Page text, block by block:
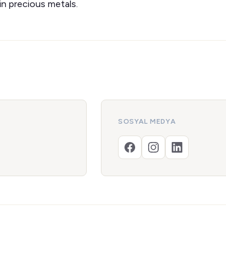
precious metals.
SOSYAL MEDYA